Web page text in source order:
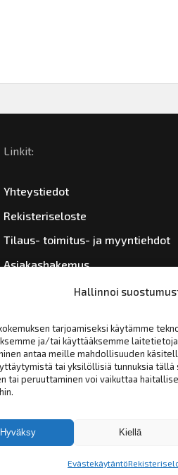
Hallinnoi
tarjoamiseksi käytämme
ja/tai käyttääksemme
antaa meille mahdollisuuden
tai yksilöllisiä tunnuksia tällä
tai peruuttaminen voi vaikuttaa
Hyväksy Kiellä
Evästekäytäntö
Linkit:
Yhteystiedot
Rekisteriseloste
Tilaus- toimitus- ja myyntiehdot
Asiakashakemus